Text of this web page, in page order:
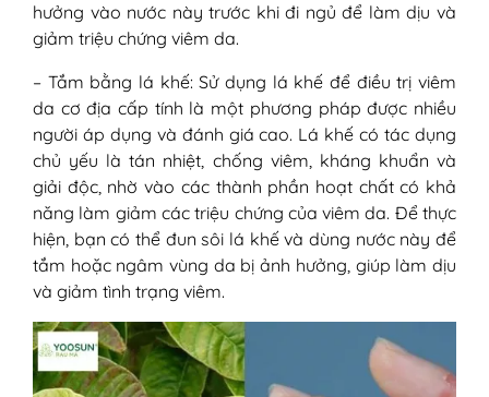
hưởng vào nước này trước khi đi ngủ để làm dịu và
giảm triệu chứng viêm da.
– Tắm bằng lá khế: Sử dụng lá khế để điều trị viêm
da cơ địa cấp tính là một phương pháp được nhiều
người áp dụng và đánh giá cao. Lá khế có tác dụng
chủ yếu là tán nhiệt, chống viêm, kháng khuẩn và
giải độc, nhờ vào các thành phần hoạt chất có khả
năng làm giảm các triệu chứng của viêm da. Để thực
hiện, bạn có thể đun sôi lá khế và dùng nước này để
tắm hoặc ngâm vùng da bị ảnh hưởng, giúp làm dịu
và giảm tình trạng viêm.